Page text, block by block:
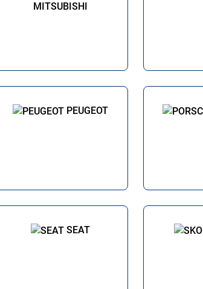
MITSUBISHI
PEUGEOT
SEAT